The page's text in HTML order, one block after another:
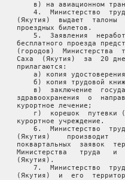
в) на авиационном
4.  Министерство
(Якутия)  выдает  талоны
   проездных билетов.
5.  Заявления
бесплатного проезда
(городов)  Министерства
Саха  (Якутия)  за  20
   прилагаются:
а) копия
б) копия трудовой
в)  заключение
здравоохранения  о
   курортное лечение;
г)  корешок  путевки
   курортное учреждение.
6.  Министерство
(Якутия)    производит
поквартальных  заявок
Министерства   труда   и
   (Якутия).
7.  Министерство
(Якутия)  и  его